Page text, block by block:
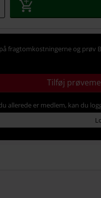
fragtomkostningerne og prøv
Tilføj
allerede er medlem, kan du